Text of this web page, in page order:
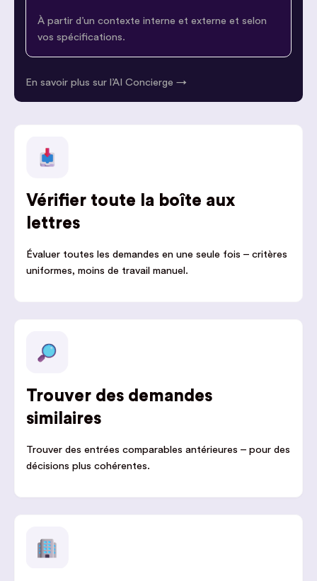
À partir d’un contexte interne et externe et selon
vos spécifications.
En savoir plus sur l’AI Concierge →
Vérifier toute la boîte aux
lettres
Évaluer toutes les demandes en une seule fois – critères
uniformes, moins de travail manuel.
Trouver des demandes
similaires
Trouver des entrées comparables antérieures – pour des
décisions plus cohérentes.